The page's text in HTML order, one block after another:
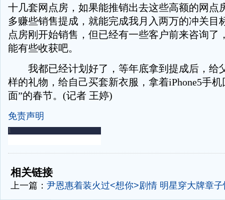
十几套网点房，如果能推销出去这些高额的网点
多赚些销售提成，就能完成我月入两万的冲关目
点房刚开始销售，但已经有一些客户前来咨询了
能有些收获吧。
我都已经计划好了，等年底拿到提成后，给
样的礼物，给自己买套新衣服，拿着iPhone5手机
面”的春节。(记者 王婷)
免责声明
-
相关链接
上一篇： 尹恩惠着装火过<想你>剧情 明星穿大牌章